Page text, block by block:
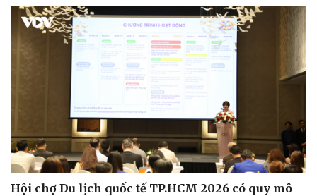
Hội chợ Du lịch quốc tế TP.HCM 2026 có quy mô